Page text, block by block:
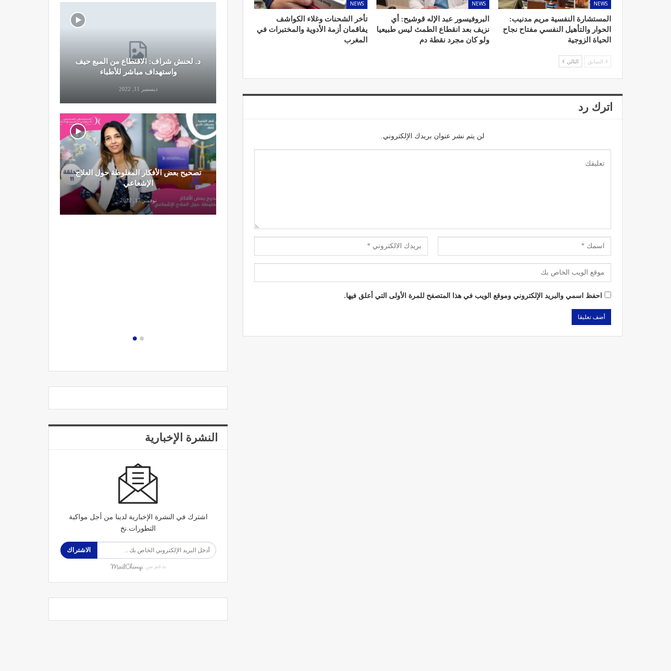
NEWS
المستشارة النفسية مريم مدنيب:
الحوار والتأهيل النفسي مفتاح نجاح
الحياة الزوجية
NEWS
البروفيسور عبد الإله قوشيح: أي
نزيف بعد انقطاع الطمث ليس طبيعيا
ولو كان مجرد نقطة دم
NEWS
تأخر الشحنات وغلاء الكواشف
يفاقمان أزمة الأدوية والمختبرات في
المغرب
السابق التالي
اترك رد
لن يتم نشر عنوان بريدك الإلكتروني.
احفظ اسمي والبريد الإلكتروني وموقع الويب في هذا المتصفح للمرة الأولى التي أعلق فيها.
مصحة الجامعة بأكادير.. منشأة طبيـة بمعايير
د. لحنش شراف: الاقتطاع من المبع حيف
واستهداف مباشر للأطباء
ديسمبر 11, 2022
تصحيح بعض الأفكار المغلوطة حول العلاج
الإشعاعي
نوفمبر 17, 2022
النشرة الإخبارية
اشترك في النشرة الإخبارية لدينا من أجل مواكبة
التطورات.نخ
الاشتراك
بدعم من